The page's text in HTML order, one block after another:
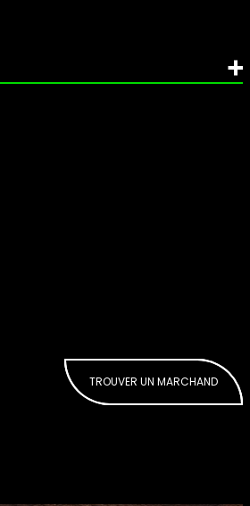
TROUVER UN MARCHAND